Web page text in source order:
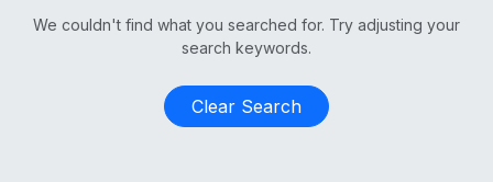
We couldn't find what you searched for. Try adjusting your
search keywords.
Clear Search